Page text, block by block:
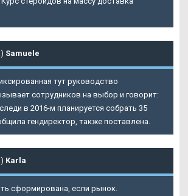
Samuele
тут руководство
сотрудников на выбор и говорит:
в 2016-м планируется собрать 35
гендиректор, также поставлена.
Karla
сформирована, если рынок.